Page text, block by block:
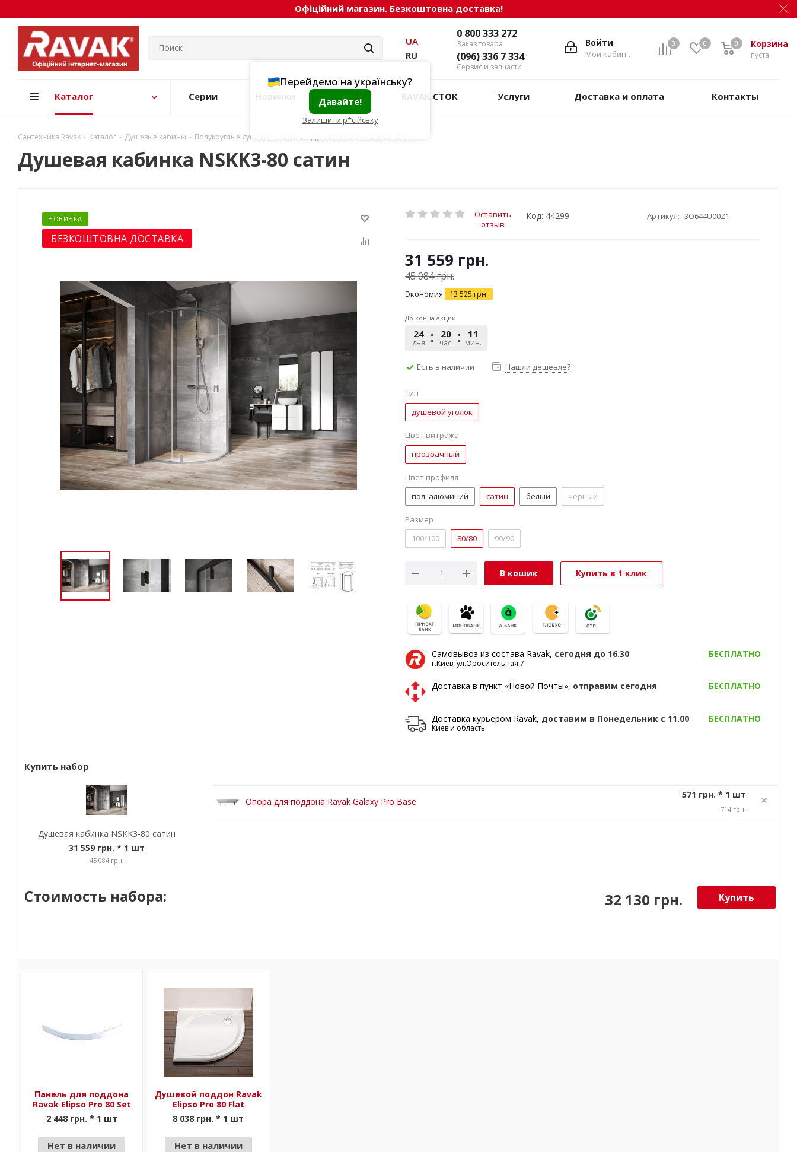
Офіційний магазин. Безкоштовна доставка!
0 0 Корзина
пуста
0
Войти
Мой кабинет
0 800 333 272
Заказ товара
(096) 336 7 334
Сервис и запчасти
UA
RU
Перейдемо на українську?
Давайте!
Залишити р*сійську
Каталог Серии Акции RAVAK СТОК Услуги Доставка и оплата Контакты
Сантехника Ravak - Каталог - Душевые кабины - Полукруглые душевые кабины Душевая кабина Ravak NSKK3
Душевая кабинка NSKK3-80 сатин
НОВИНКА
БЕЗКОШТОВНА ДОСТАВКА
Оставить
отзыв
Код: 44299 Артикул: 3O644U00Z1
31 559 грн.
45 084грн.
Экономия 13 525 грн.
До конца акции
24
дня
20
час.
11
мин.
Есть в наличии Нашли дешевле?
Тип
душевой уголок
Цвет витража
прозрачный
Цвет профиля
пол. алюминий
сатин белый черный
Размер
100/100
80/80 90/90
В кошик Купить в 1 клик
Самовывоз из состава Ravak, сегодня до 16.30
г.Киев, ул.Оросительная 7
БЕСПЛАТНО
Доставка в пункт «Новой Почты», отправим сегодня БЕСПЛАТНО
Доставка курьером Ravak, доставим в Понедельник с 11.00
Киев и область
БЕСПЛАТНО
Купить набор
Душевая кабинка NSKK3-80 сатин
31 559 грн. * 1 шт
45 084 грн.
Опора для поддона Ravak Galaxy Pro Base
571 грн. * 1 шт
714 грн.
Стоимость набора: 32 130 грн. Купить
Панель для поддона
Ravak Elipso Pro 80 Set
2 448 грн. * 1 шт
Нет в наличии
Душевой поддон Ravak
Elipso Pro 80 Flat
8 038 грн. * 1 шт
Нет в наличии